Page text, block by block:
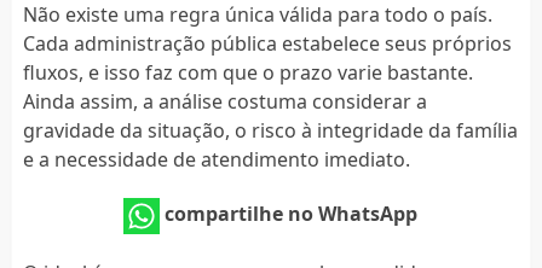
Não existe uma regra única válida para todo o país.
Cada administração pública estabelece seus próprios
fluxos, e isso faz com que o prazo varie bastante.
Ainda assim, a análise costuma considerar a
gravidade da situação, o risco à integridade da família
e a necessidade de atendimento imediato.
compartilhe no WhatsApp